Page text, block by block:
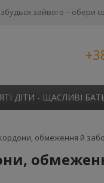
зайвого – обери
ДІТИ - ЩАСЛИВІ
обмеження й